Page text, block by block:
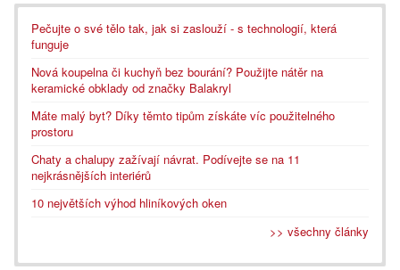
Pečujte o své tělo tak, jak si zaslouží - s technologií, která
funguje
Nová koupelna či kuchyň bez bourání? Použijte nátěr na
keramické obklady od značky Balakryl
Máte malý byt? Díky těmto tipům získáte víc použitelného
prostoru
Chaty a chalupy zažívají návrat. Podívejte se na 11
nejkrásnějších interiérů
10 největších výhod hliníkových oken
>> všechny články